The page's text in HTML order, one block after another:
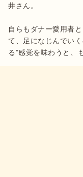
井さん。
自らもダナー愛用者
て、足になじんでい
る"感覚を味わうと、